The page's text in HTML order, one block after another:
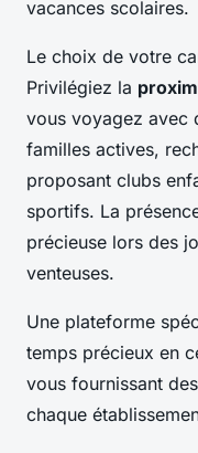
vacances scolaires.
Le choix de votre
Privilégiez la
vous voyagez avec
familles actives,
proposant clubs
sportifs. La
précieuse lors des
venteuses.
Une plateforme
temps précieux en
vous fournissant
chaque